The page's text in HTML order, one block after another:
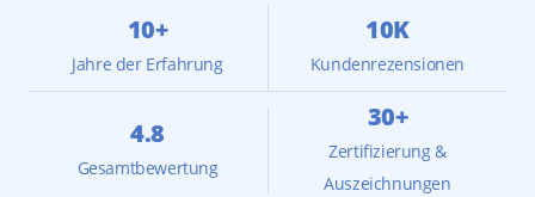
10+
Jahre der Erfahrung
10K
Kundenrezensionen
4.8
Gesamtbewertung
30+
Zertifizierung &
Auszeichnungen